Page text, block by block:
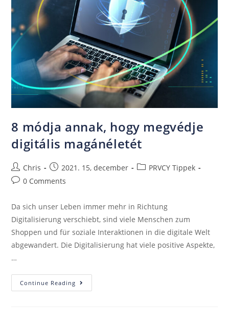
8 módja annak, hogy megvédje
digitális magánéletét
Chris 2021. 15, december
PRVCY Tippek
0 Comments
Da sich unser Leben immer mehr in Richtung
Digitalisierung verschiebt, sind viele Menschen zum
Shoppen und für soziale Interaktionen in die digitale Welt
abgewandert. Die Digitalisierung hat viele positive Aspekte,
…
Continue Reading